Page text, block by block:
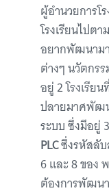
ผู้อำนวยการโ
โรงเรียนไปต
อยากพัฒนามา
ต่างๆ นวัตกรร
อยู่ 2 โรงเรีย
ปลายมาศพัฒ
ระบบ ซึ่งมีอยู่
PLCซึ่งรหัสลั
6 และ 8 ของ
ต้องการพัฒน